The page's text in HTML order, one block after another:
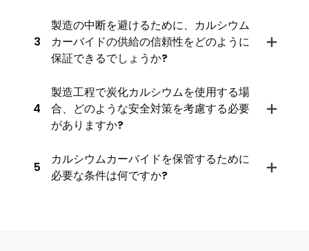
3
製造の中断を避けるために、カルシウム
カーバイドの供給の信頼性をどのように
保証できるでしょうか?
4
製造工程で炭化カルシウムを使用する場
合、どのような安全対策を考慮する必要
がありますか?
5
カルシウムカーバイドを保管するために
必要な条件は何ですか?